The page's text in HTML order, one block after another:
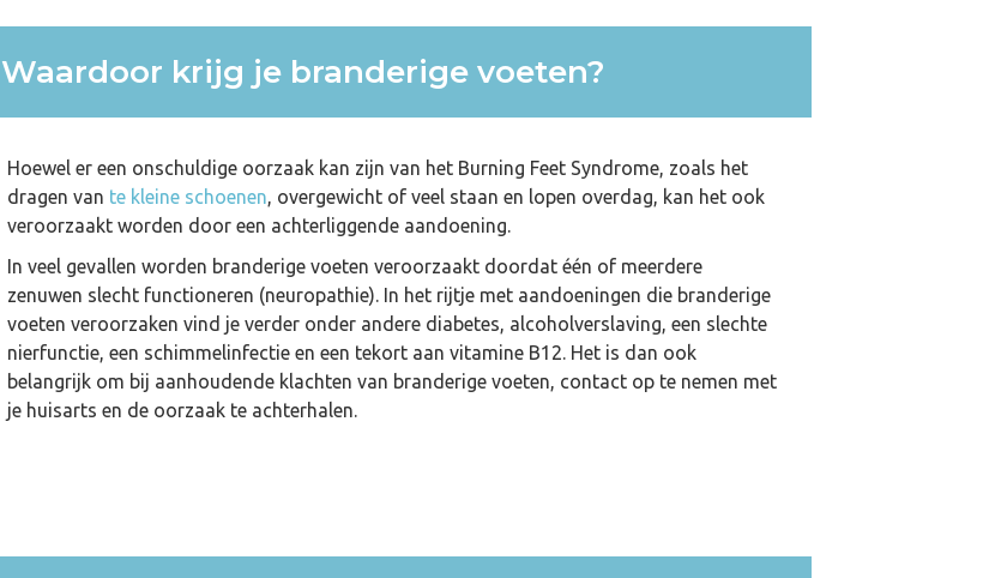
Waardoor krijg je branderige voeten?
Hoewel er een onschuldige oorzaak kan zijn van het Burning Feet Syndrome, zoals het
dragen van te kleine schoenen, overgewicht of veel staan en lopen overdag, kan het ook
veroorzaakt worden door een achterliggende aandoening.
In veel gevallen worden branderige voeten veroorzaakt doordat één of meerdere
zenuwen slecht functioneren (neuropathie). In het rijtje met aandoeningen die branderige
voeten veroorzaken vind je verder onder andere diabetes, alcoholverslaving, een slechte
nierfunctie, een schimmelinfectie en een tekort aan vitamine B12. Het is dan ook
belangrijk om bij aanhoudende klachten van branderige voeten, contact op te nemen met
je huisarts en de oorzaak te achterhalen.